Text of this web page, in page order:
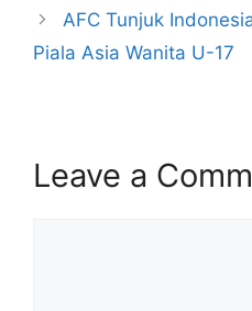
AFC Tunjuk
Piala Asia Wanita U-17
Leave a